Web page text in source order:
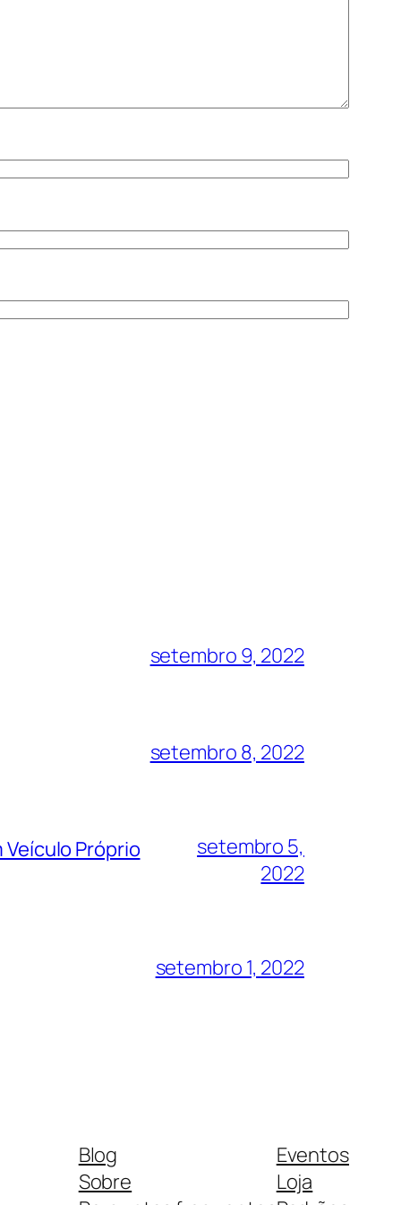
setembro 9, 2022
setembro 8, 2022
Veículo Próprio
setembro 5,
2022
setembro 1, 2022
Blog
Sobre
Eventos
Loja